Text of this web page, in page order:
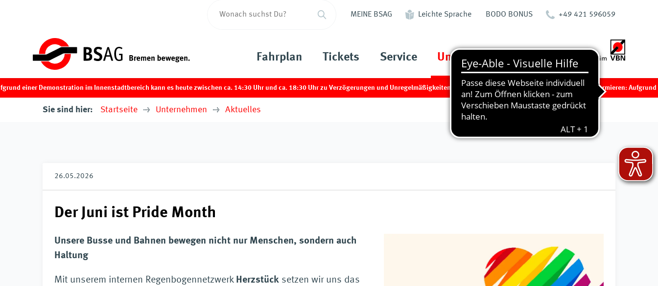
MEINE BSAG Leichte Sprache BODO BONUS +49 421 596059
Fahrplan Tickets Service Unternehmen
Demonstration im Innenstadtbereich kann es heute zwischen ca. 14:30 Uhr und ca. 18:30 Uhr zu Verzögerungen und Unregelmäßigkeiten im Betriebsablauf kommen. Wir informieren: Aufgrund einer
Sie sind hier: Startseite Unternehmen Aktuelles
26.05.2026
Der Juni ist Pride Month
Unsere Busse und Bahnen bewegen nicht nur Menschen, sondern auch
Haltung
Mit unserem internen Regenbogennetzwerk Herzstück setzen wir uns das